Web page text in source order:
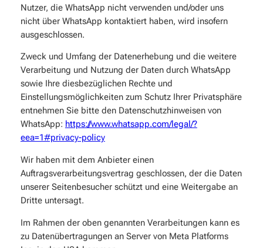
Nutzer, die WhatsApp nicht verwenden und/oder uns
nicht über WhatsApp kontaktiert haben, wird insofern
ausgeschlossen.
Zweck und Umfang der Datenerhebung und die weitere
Verarbeitung und Nutzung der Daten durch WhatsApp
sowie Ihre diesbezüglichen Rechte und
Einstellungsmöglichkeiten zum Schutz Ihrer Privatsphäre
entnehmen Sie bitte den Datenschutzhinweisen von
WhatsApp: https://www.whatsapp.com/legal/?
eea=1#privacy-policy
Wir haben mit dem Anbieter einen
Auftragsverarbeitungsvertrag geschlossen, der die Daten
unserer Seitenbesucher schützt und eine Weitergabe an
Dritte untersagt.
Im Rahmen der oben genannten Verarbeitungen kann es
zu Datenübertragungen an Server von Meta Platforms